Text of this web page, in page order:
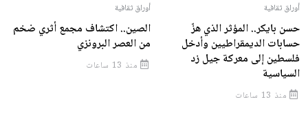
أوراق ثقافية
حسن بايكر.. المؤثر الذي هزّ
حسابات الديمقراطيين وأدخل
فلسطين إلى معركة جيل زد
السياسية
منذ 13 ساعات
أوراق ثقافية
الصين.. اكتشاف مجمع أثري ضخم
من العصر البرونزي
منذ 13 ساعات